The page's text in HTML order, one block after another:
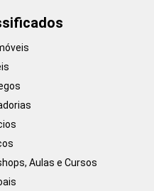
Aulas e Cursos